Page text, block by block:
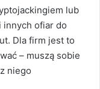
lub
ofiar do
Dla firm jest to
– muszą sobie
niego